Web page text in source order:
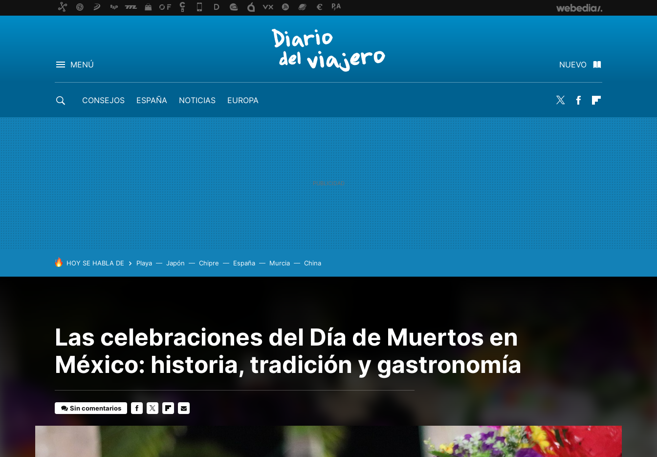
MENÚ NUEVO
CONSEJOS ESPAÑA NOTICIAS EUROPA Twitter Facebook
HOY SE HABLA DE Playa Japón Chipre España Murcia China
Las celebraciones del Día de Muertos en
México: historia, tradición y gastronomía
Sin comentarios